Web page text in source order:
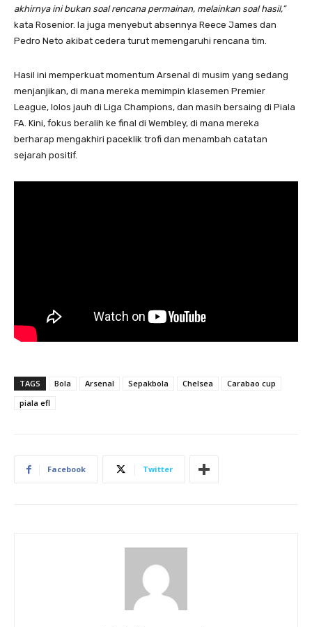
akhirnya ini bukan soal rencana permainan, melainkan soal hasil,”
kata Rosenior. Ia juga menyebut absennya Reece James dan
Pedro Neto akibat cedera turut memengaruhi rencana tim.
Hasil ini memperkuat momentum Arsenal di musim yang sedang
menjanjikan, di mana mereka memimpin klasemen Premier
League, lolos jauh di Liga Champions, dan masih bersaing di Piala
FA. Kini, fokus beralih ke final di Wembley, di mana mereka
berharap mengakhiri paceklik trofi dan menambah catatan
sejarah positif.
TAGS Bola Arsenal Sepakbola Chelsea
Carabao cup
piala efl
Facebook Twitter